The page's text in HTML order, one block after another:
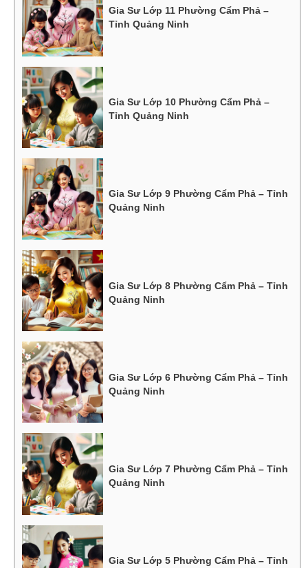
Gia Sư Lớp 11 Phường Cẩm Phả –
Tỉnh Quảng Ninh
Gia Sư Lớp 10 Phường Cẩm Phả –
Tỉnh Quảng Ninh
Gia Sư Lớp 9 Phường Cẩm Phả – Tỉnh
Quảng Ninh
Gia Sư Lớp 8 Phường Cẩm Phả – Tỉnh
Quảng Ninh
Gia Sư Lớp 6 Phường Cẩm Phả – Tỉnh
Quảng Ninh
Gia Sư Lớp 7 Phường Cẩm Phả – Tỉnh
Quảng Ninh
Gia Sư Lớp 5 Phường Cẩm Phả – Tỉnh